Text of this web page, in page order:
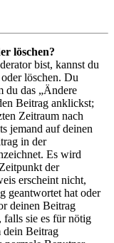
löschen?
bist, kannst du
löschen. Du
du das „Ändere
Beitrag anklickst;
Zeitraum nach
jemand auf deinen
in der
Es wird
der
erscheint nicht,
geantwortet hat oder
deinen Beitrag
falls sie es für nötig
dein Beitrag